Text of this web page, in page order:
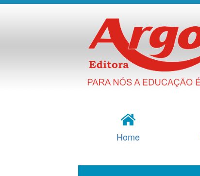
Home